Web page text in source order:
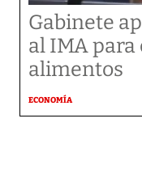
Gabinete
al IMA
alimentos
ECONOMÍA